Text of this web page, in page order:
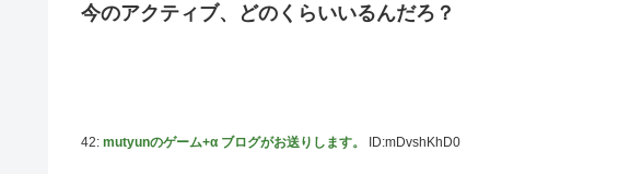
今のアクティブ、どのくらいいるんだろ？
42: mutyunのゲーム+α ブログがお送りします。 ID:mDvshKhD0